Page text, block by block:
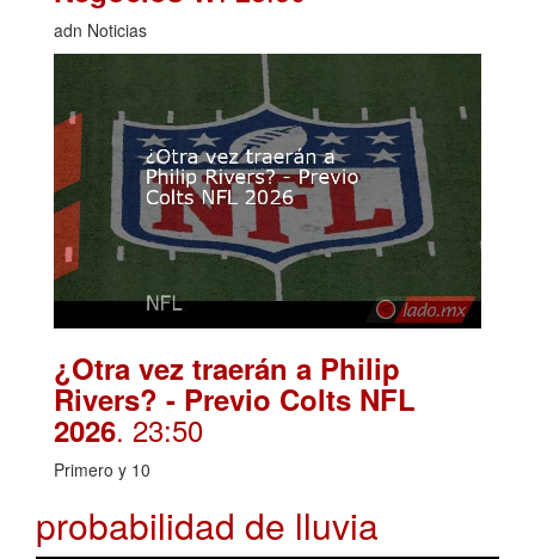
adn Noticias
¿Otra vez traerán a Philip
Rivers? - Previo Colts NFL
2026. 23:50
Primero y 10
probabilidad de lluvia